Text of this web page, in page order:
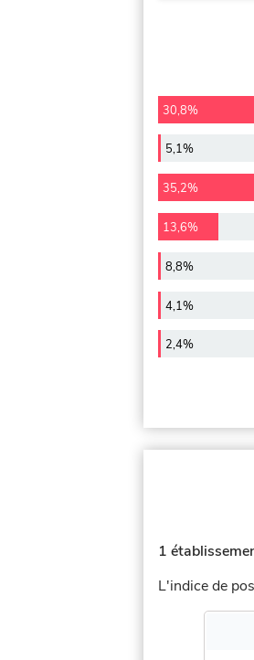
30,8%
5,1%
35,2%
13,6%
8,8%
4,1%
2,4%
1
L'indice de